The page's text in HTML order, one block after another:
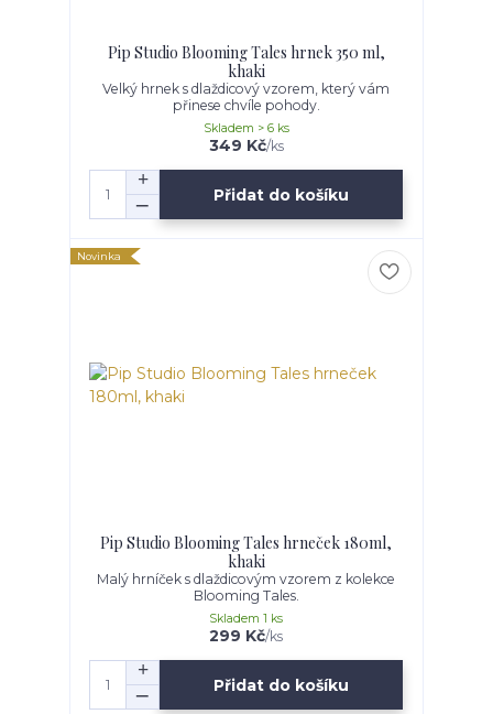
Pip Studio Blooming Tales hrnek 350 ml,
khaki
Velký hrnek s dlaždicový vzorem, který vám
přinese chvíle pohody.
349 Kč/ks
Skladem > 6 ks
Přidat do košíku
Novinka
Pip Studio Blooming Tales hrneček 180ml,
khaki
Malý hrníček s dlaždicovým vzorem z kolekce
Blooming Tales.
299 Kč/ks
Skladem 1 ks
Přidat do košíku